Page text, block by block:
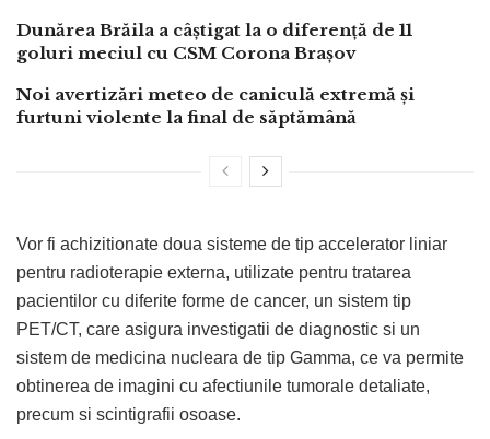
Dunărea Brăila a câștigat la o diferență de 11
goluri meciul cu CSM Corona Brașov
Noi avertizări meteo de caniculă extremă și
furtuni violente la final de săptămână
Vor fi achizitionate doua sisteme de tip accelerator liniar
pentru radioterapie externa, utilizate pentru tratarea
pacientilor cu diferite forme de cancer, un sistem tip
PET/CT, care asigura investigatii de diagnostic si un
sistem de medicina nucleara de tip Gamma, ce va permite
obtinerea de imagini cu afectiunile tumorale detaliate,
precum si scintigrafii osoase.